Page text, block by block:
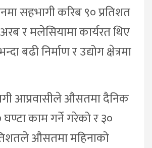
सहभागी करिब ९० प्रतिशत
र मलेसियामा कार्यरत थिए
बढी निर्माण र उद्योग क्षेत्रमा
आप्रवासीले औसतमा दैनिक
काम गर्ने गरेको र ३०
औसतमा महिनाको